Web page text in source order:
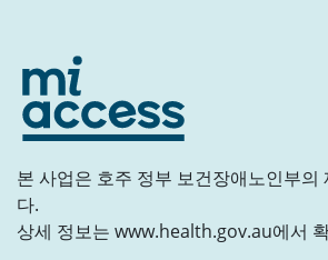
본 사업은 호주 정부 보건장애노인부의
다.
상세 정보는 www.health.gov.au에서